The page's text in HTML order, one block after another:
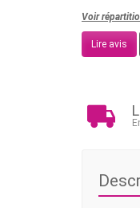
Voir
Lire avis